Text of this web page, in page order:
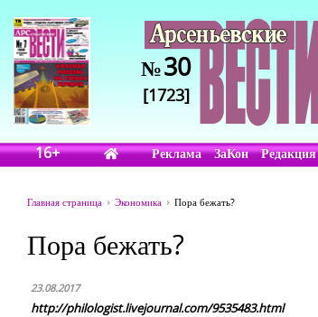
№30
[1723]
16+ Реклама ЗаКон Редакция
Главная страница Экономика Пора бежать?
Пора бежать?
23.08.2017
http://philologist.livejournal.com/9535483.html